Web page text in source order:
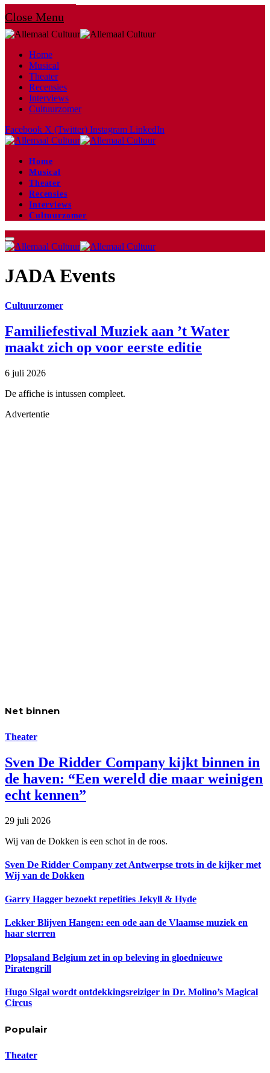
Close Menu
Home
Musical
Theater
Recensies
Interviews
Cultuurzomer
Facebook X (Twitter) Instagram LinkedIn
Home
Musical
Theater
Recensies
Interviews
Cultuurzomer
JADA Events
Cultuurzomer
Familiefestival Muziek aan ’t Water
maakt zich op voor eerste editie
6 juli 2026
De affiche is intussen compleet.
Advertentie
Net binnen
Theater
Sven De Ridder Company kijkt binnen in
de haven: “Een wereld die maar weinigen
echt kennen”
29 juli 2026
Wij van de Dokken is een schot in de roos.
Sven De Ridder Company zet Antwerpse trots in de kijker met
Wij van de Dokken
Garry Hagger bezoekt repetities Jekyll & Hyde
Lekker Blijven Hangen: een ode aan de Vlaamse muziek en
haar sterren
Plopsaland Belgium zet in op beleving in gloednieuwe
Piratengrill
Hugo Sigal wordt ontdekkingsreiziger in Dr. Molino’s Magical
Circus
Populair
Theater